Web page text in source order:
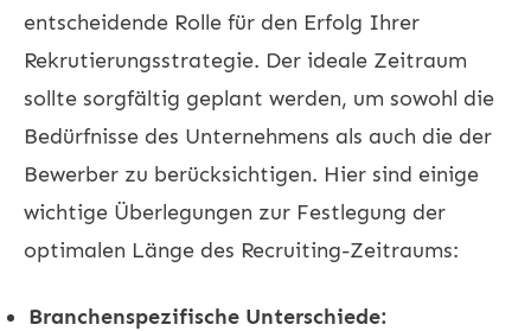
entscheidende Rolle für den Erfolg Ihrer
Rekrutierungsstrategie. Der ideale Zeitraum
sollte sorgfältig geplant werden, um sowohl die
Bedürfnisse des Unternehmens als auch die der
Bewerber zu berücksichtigen. Hier sind einige
wichtige Überlegungen zur Festlegung der
optimalen Länge des Recruiting-Zeitraums:
Branchenspezifische Unterschiede: